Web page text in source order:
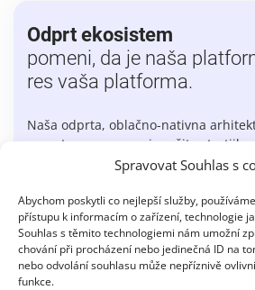
Spravovat Souhlas s
Abychom poskytli co nejlepší služby,
přístupu k informacím o zařízení, technologie
Souhlas s těmito technologiemi nám umožní
chování při procházení nebo jedinečná ID na
nebo odvolání souhlasu může nepříznivě
funkce.
Odprt ekosistem
pomeni, da je naša
res vaša platforma.
Naša odprta, oblačno-nativna
pametno povezovanje rešitev tretjih
rešitvami N-able, kot so Cove Data
Raziščite platformo